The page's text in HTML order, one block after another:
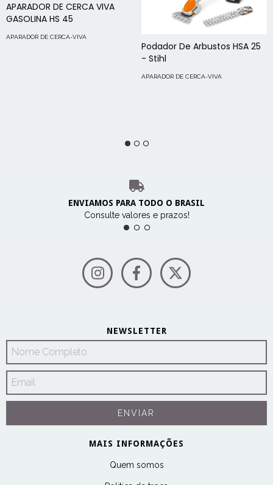
APARADOR DE CERCA VIVA
GASOLINA HS 45
APARADOR DE CERCA-VIVA
Podador De Arbustos HSA 25
- Stihl
APARADOR DE CERCA-VIVA
ENVIAMOS PARA TODO O BRASIL
Consulte valores e prazos!
NEWSLETTER
MAIS INFORMAÇÕES
Quem somos